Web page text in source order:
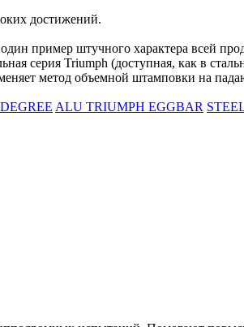
достижений.
пример штучного характера всей
серия Triumph (доступная, как в
метод объемной штамповки на
ALU TRIUMPH EGGBAR